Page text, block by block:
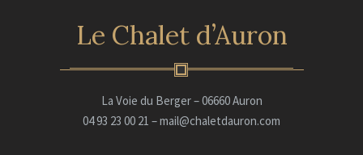
Le Chalet d’Auron
La Voie du Berger – 06660 Auron
04 93 23 00 21 – mail@chaletdauron.com